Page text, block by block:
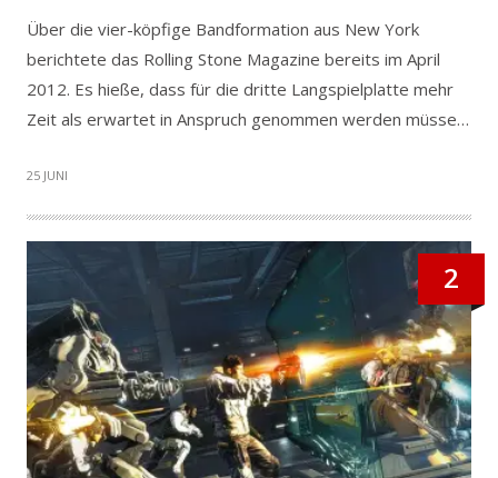
Über die vier-köpfige Bandformation aus New York
berichtete das Rolling Stone Magazine bereits im April
2012. Es hieße, dass für die dritte Langspielplatte mehr
Zeit als erwartet in Anspruch genommen werden müsse…
25 JUNI
2